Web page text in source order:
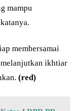
mampu
membersamai
ikhtiar
(red)